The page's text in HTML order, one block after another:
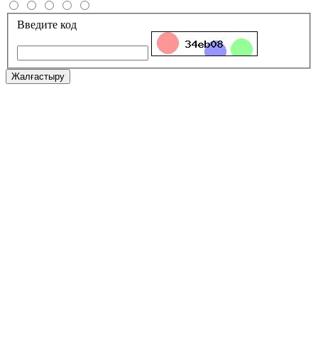
Введите код
Жалғастыру